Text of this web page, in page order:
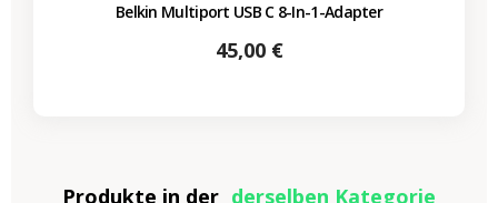
Belkin Multiport USB C 8-In-1-Adapter
Preis
45,00 €
Produkte in der derselben Kategorie